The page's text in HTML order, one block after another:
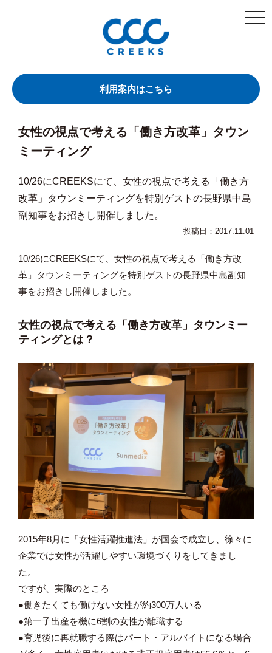
利用案内はこちら
女性の視点で考える「働き方改革」タウン
ミーティング
10/26にCREEKSにて、女性の視点で考える「働き方
改革」タウンミーティングを特別ゲストの長野県中島
副知事をお招きし開催しました。
投稿日：2017.11.01
10/26にCREEKSにて、女性の視点で考える「働き方改
革」タウンミーティングを特別ゲストの長野県中島副知
事をお招きし開催しました。
女性の視点で考える「働き方改革」タウンミー
ティングとは？
2015年8月に「女性活躍推進法」が国会で成立し、徐々に
企業では女性が活躍しやすい環境づくりをしてきまし
た。
ですが、実際のところ
●働きたくても働けない女性が約300万人いる
●第一子出産を機に6割の女性が離職する
●育児後に再就職する際はパート・アルバイトになる場合